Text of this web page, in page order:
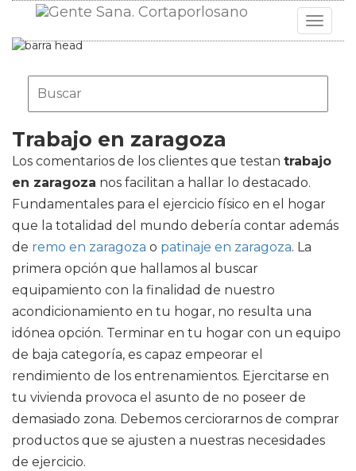
Toggle
Trabajo en zaragoza
Los comentarios de los clientes que testan trabajo
en zaragoza nos facilitan a hallar lo destacado.
Fundamentales para el ejercicio físico en el hogar
que la totalidad del mundo debería contar además
de remo en zaragoza o patinaje en zaragoza. La
primera opción que hallamos al buscar
equipamiento con la finalidad de nuestro
acondicionamiento en tu hogar, no resulta una
idónea opción. Terminar en tu hogar con un equipo
de baja categoría, es capaz empeorar el
rendimiento de los entrenamientos. Ejercitarse en
tu vivienda provoca el asunto de no poseer de
demasiado zona. Debemos cerciorarnos de comprar
productos que se ajusten a nuestras necesidades
de ejercicio.